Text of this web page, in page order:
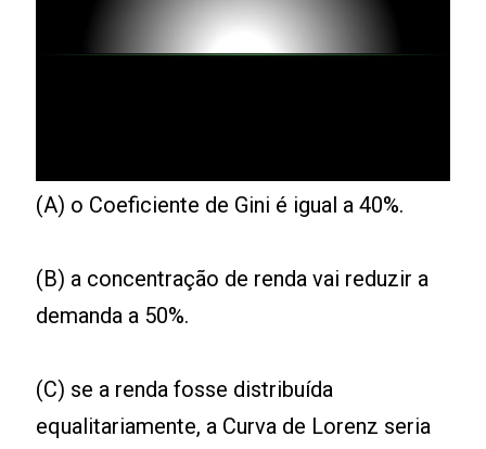
(A) o Coeficiente de Gini é igual a 40%.
(B) a concentração de renda vai reduzir a
demanda a 50%.
(C) se a renda fosse distribuída
equalitariamente, a Curva de Lorenz seria